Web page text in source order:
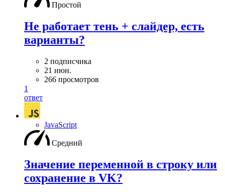
Простой
Не работает тень + слайдер, есть
варианты?
2 подписчика
21 июн.
266 просмотров
1
ответ
JavaScript
Средний
Значение переменной в строку или
сохранение в VK?